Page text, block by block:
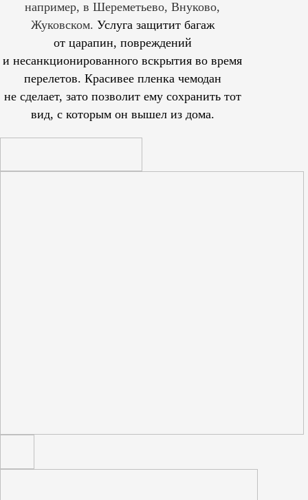
например, в Шереметьево, Внуково,
Жуковском. Услуга защитит багаж
от царапин, повреждений
и несанкционированного вскрытия во время
перелетов. Красивее пленка чемодан
не сделает, зато позволит ему сохранить тот
вид, с которым он вышел из дома.